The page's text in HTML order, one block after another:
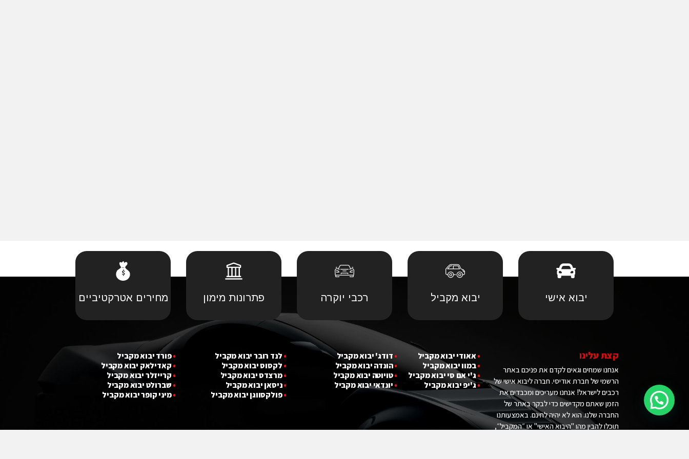
יבוא אישי יבוא מקביל רכבי יוקרה פתרונות מימון מחירים אטרקטיביים
קצת עלינו
אנחנו שמחים וגאים לקדם את פניכם באתר
הרשמי של חברת אודיסי. חברה ליבוא אישי של
רכבים לישראל! אנחנו מעריכים ומכבדים את
הזמן שאתם מקדישים כדי לבקר באתר של
החברה שלנו. הוא לא יהיה לחינם. באמצעותנו
תוכלו להבין מהו "היבוא האישי" או ״המקביל״,
• אאודי יבוא מקביל
•במוו יבוא מקביל
• ג'י אם סי יבוא מקביל
•ג'יפ יבוא מקביל
• דודג' יבוא מקביל
•הונדה יבוא מקביל
•טויוטה יבוא מקביל
• יונדאי יבוא מקביל
• לנד רובר יבוא מקביל
• לקסוס יבוא מקביל
•מרצדס יבוא מקביל
•ניסאן יבוא מקביל
•פולקסווגן יבוא מקביל
•פורד יבוא מקביל
• קאדילאק יבוא מקביל
• קרייזלר יבוא מקביל
• שברולט יבוא מקביל
•מיני קופר יבוא מקביל